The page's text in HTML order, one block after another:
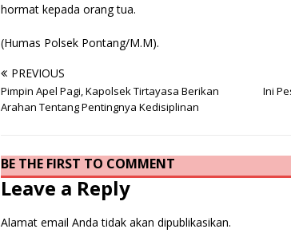
hormat kepada orang tua.
(Humas Polsek Pontang/M.M).
PREVIOUS
Pimpin Apel Pagi, Kapolsek Tirtayasa Berikan
Arahan Tentang Pentingnya Kedisiplinan
Ini
BE THE FIRST TO COMMENT
Leave a Reply
Alamat email Anda tidak akan dipublikasikan.